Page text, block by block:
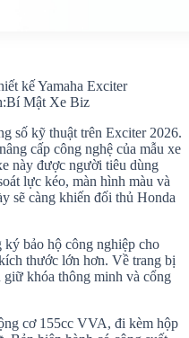
kế Yamaha Exciter
Mật Xe Biz
số kỹ thuật trên Exciter 2026.
cấp công nghệ của mẫu xe
này được người tiêu dùng
lực kéo, màn hình màu và
sẽ càng khiến đối thủ Honda
bảo hộ công nghiệp cho
thước lớn hơn. Về trang bị
khóa thông minh và cổng
cơ 155cc VVA, đi kèm hộp